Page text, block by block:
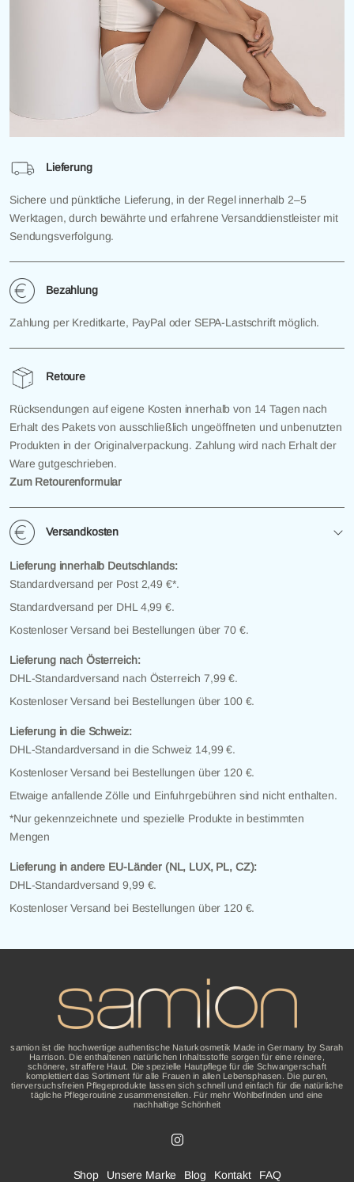
Lieferung
Sichere und pünktliche Lieferung, in der Regel innerhalb 2–5
Werktagen, durch bewährte und erfahrene Versanddienstleister mit
Sendungsverfolgung.
Bezahlung
Zahlung per Kreditkarte, PayPal oder SEPA-Lastschrift möglich.
Retoure
Rücksendungen auf eigene Kosten innerhalb von 14 Tagen nach
Erhalt des Pakets von ausschließlich ungeöffneten und unbenutzten
Produkten in der Originalverpackung. Zahlung wird nach Erhalt der
Ware gutgeschrieben.
Zum Retourenformular
Versandkosten
Lieferung innerhalb Deutschlands:
Standardversand per Post 2,49 €*.
Standardversand per DHL 4,99 €.
Kostenloser Versand bei Bestellungen über 70 €.
Lieferung nach Österreich:
DHL-Standardversand nach Österreich 7,99 €.
Kostenloser Versand bei Bestellungen über 100 €.
Lieferung in die Schweiz:
DHL-Standardversand in die Schweiz 14,99 €.
Kostenloser Versand bei Bestellungen über 120 €.
Etwaige anfallende Zölle und Einfuhrgebühren sind nicht enthalten.
*Nur gekennzeichnete und spezielle Produkte in bestimmten
Mengen
Lieferung in andere EU-Länder (NL, LUX, PL, CZ):
DHL-Standardversand 9,99 €.
Kostenloser Versand bei Bestellungen über 120 €.
samion ist die hochwertige authentische Naturkosmetik Made in Germany by Sarah
Harrison. Die enthaltenen natürlichen Inhaltsstoffe sorgen für eine reinere,
schönere, straffere Haut. Die spezielle Hautpflege für die Schwangerschaft
komplettiert das Sortiment für alle Frauen in allen Lebensphasen. Die puren,
tierversuchsfreien Pflegeprodukte lassen sich schnell und einfach für die natürliche
tägliche Pflegeroutine zusammenstellen. Für mehr Wohlbefinden und eine
nachhaltige Schönheit
Shop Unsere Marke Blog Kontakt FAQ